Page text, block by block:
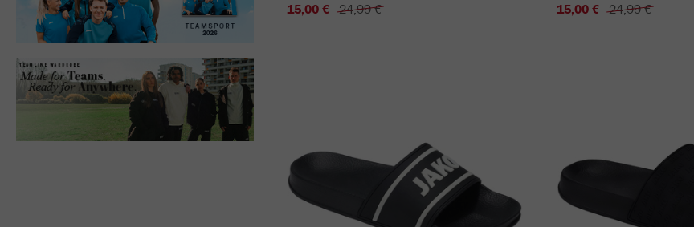
15,00 € 24,99 € 15,00 € 24,99 €